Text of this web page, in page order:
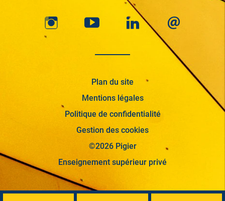
Plan du site
Mentions légales
Politique de confidentialité
Gestion des cookies
©2026 Pigier
Enseignement supérieur privé